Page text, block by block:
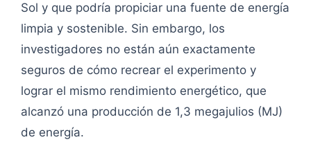
Sol y que podría propiciar una fuente de energía
limpia y sostenible. Sin embargo, los
investigadores no están aún exactamente
seguros de cómo recrear el experimento y
lograr el mismo rendimiento energético, que
alcanzó una producción de 1,3 megajulios (MJ)
de energía.